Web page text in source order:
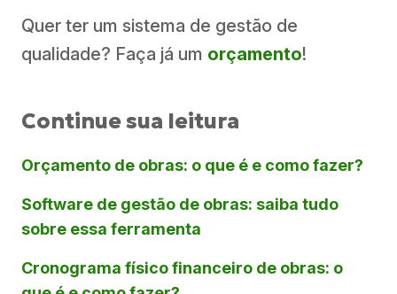
Quer ter um sistema de gestão de
qualidade? Faça já um orçamento!
Continue sua leitura
Orçamento de obras: o que é e como fazer?
Software de gestão de obras: saiba tudo
sobre essa ferramenta
Cronograma físico financeiro de obras: o